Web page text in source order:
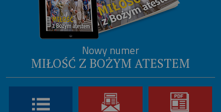
Nowy numer
MIŁOŚĆ Z BOŻYM ATESTEM